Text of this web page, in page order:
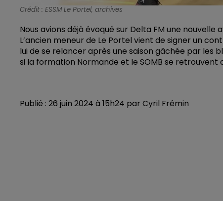
Crédit : ESSM Le Portel, archives
Nous avions déjà évoqué sur Delta FM une
L’ancien meneur de Le Portel vient de signer un
lui de se relancer après une saison gâchée par les
si la formation Normande et le SOMB se retrouvent
Publié : 26 juin 2024 à 15h24 par Cyril Frémin